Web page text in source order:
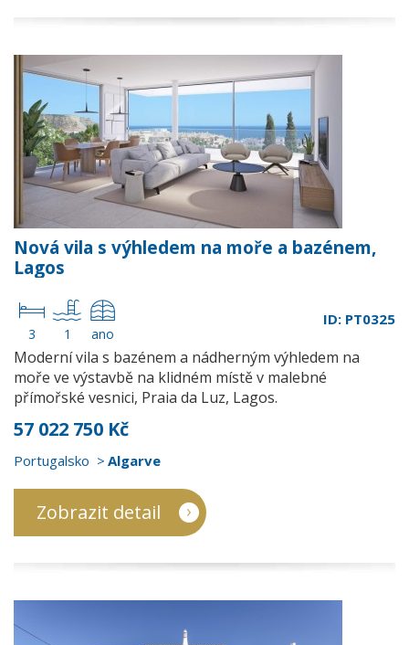
Nová vila s výhledem na moře a bazénem,
Lagos
3 1 ano
ID: PT0325
Moderní vila s bazénem a nádherným výhledem na
moře ve výstavbě na klidném místě v malebné
přímořské vesnici, Praia da Luz, Lagos.
57 022 750 Kč
Portugalsko Algarve
Zobrazit detail